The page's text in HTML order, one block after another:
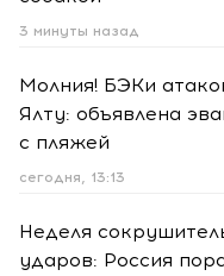
3 минуты назад
Молния! БЭКи
Ялту: объявлена
с пляжей
сегодня, 13:13
Неделя
ударов: Россия